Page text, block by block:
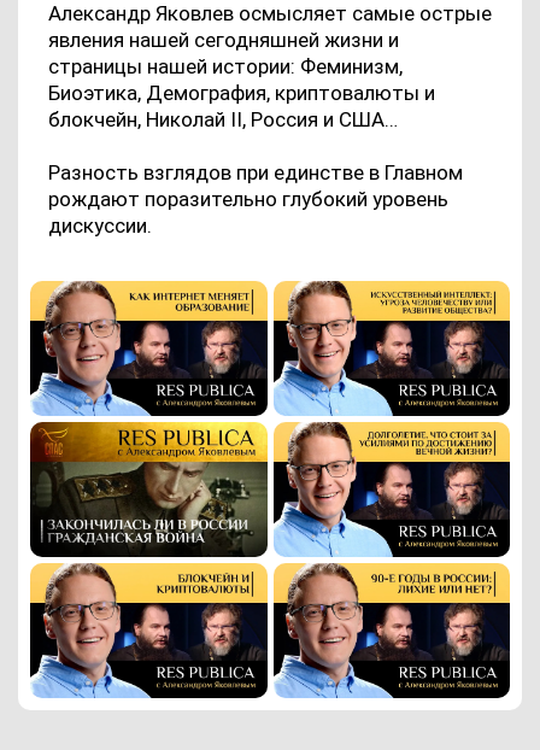
Александр Яковлев осмысляет самые острые
явления нашей сегодняшней жизни и
страницы нашей истории: Феминизм,
Биоэтика, Демография, криптовалюты и
блокчейн, Николай II, Россия и США…
Разность взглядов при единстве в Главном
рождают поразительно глубокий уровень
дискуссии.